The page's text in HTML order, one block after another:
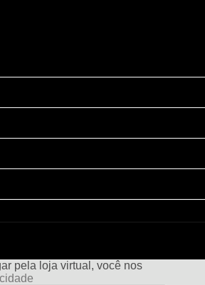
pela loja virtual, você nos